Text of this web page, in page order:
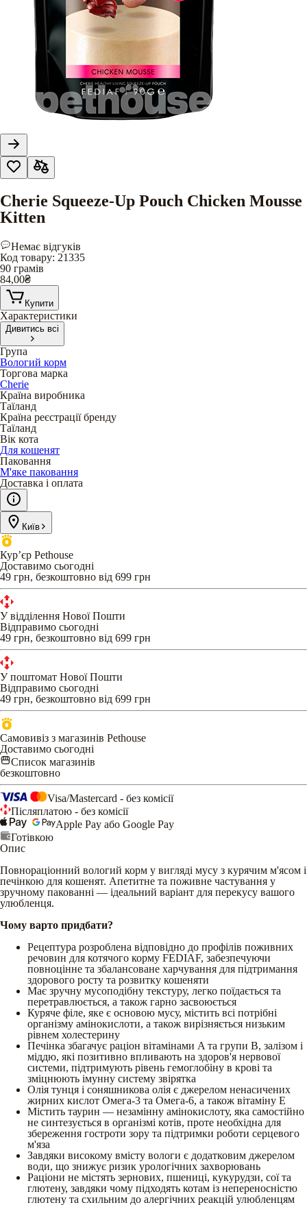
Cherie Squeeze-Up Pouch Chicken Mousse
Kitten
Немає відгуків
Код товару: 21335
90 грамів
84,00₴
Купити
Характеристики
Дивитись всі
Група
Вологий корм
Торгова марка
Cherie
Країна виробника
Таїланд
Країна реєстрації бренду
Таїланд
Вік кота
Для кошенят
Паковання
М'яке паковання
Доставка і оплата
Київ
Кур’єр Pethouse
Доставимо сьогодні
49 грн, безкоштовно від 699 грн
У відділення Нової Пошти
Відправимо сьогодні
49 грн, безкоштовно від 699 грн
У поштомат Нової Пошти
Відправимо сьогодні
49 грн, безкоштовно від 699 грн
Самовивіз з магазинів Pethouse
Доставимо сьогодні
Список магазинів
безкоштовно
Visa/Mastercard - без комісії
Післяплатою - без комісії
Apple Pay або Google Pay
Готівкою
Опис
Повнораціонний вологий корм у вигляді мусу з курячим м'ясом і
печінкою для кошенят. Апетитне та поживне частування у
зручному пакованні — ідеальний варіант для перекусу вашого
улюбленця.
Чому варто придбати?
Рецептура розроблена відповідно до профілів поживних
речовин для котячого корму FEDIAF, забезпечуючи
повноцінне та збалансоване харчування для підтримання
здорового росту та розвитку кошеняти
Має зручну мусоподібну текстуру, легко поїдається та
перетравлюється, а також гарно засвоюється
Куряче філе, яке є основою мусу, містить всі потрібні
організму амінокислоти, а також вирізняється низьким
рівнем холестерину
Печінка збагачує раціон вітамінами A та групи B, залізом і
міддю, які позитивно впливають на здоров'я нервової
системи, підтримують рівень гемоглобіну в крові та
зміцнюють імунну систему звірятка
Олія тунця і соняшникова олія є джерелом ненасичених
жирних кислот Омега-3 та Омега-6, а також вітаміну Е
Містить таурин — незамінну амінокислоту, яка самостійно
не синтезується в організмі котів, проте необхідна для
збереження гостроти зору та підтримки роботи серцевого
м'яза
Завдяки високому вмісту вологи є додатковим джерелом
води, що знижує ризик урологічних захворювань
Раціони не містять зернових, пшениці, кукурудзи, сої та
глютену, завдяки чому підходять котам із непереносністю
глютену та схильним до алергічних реакцій улюбленцям